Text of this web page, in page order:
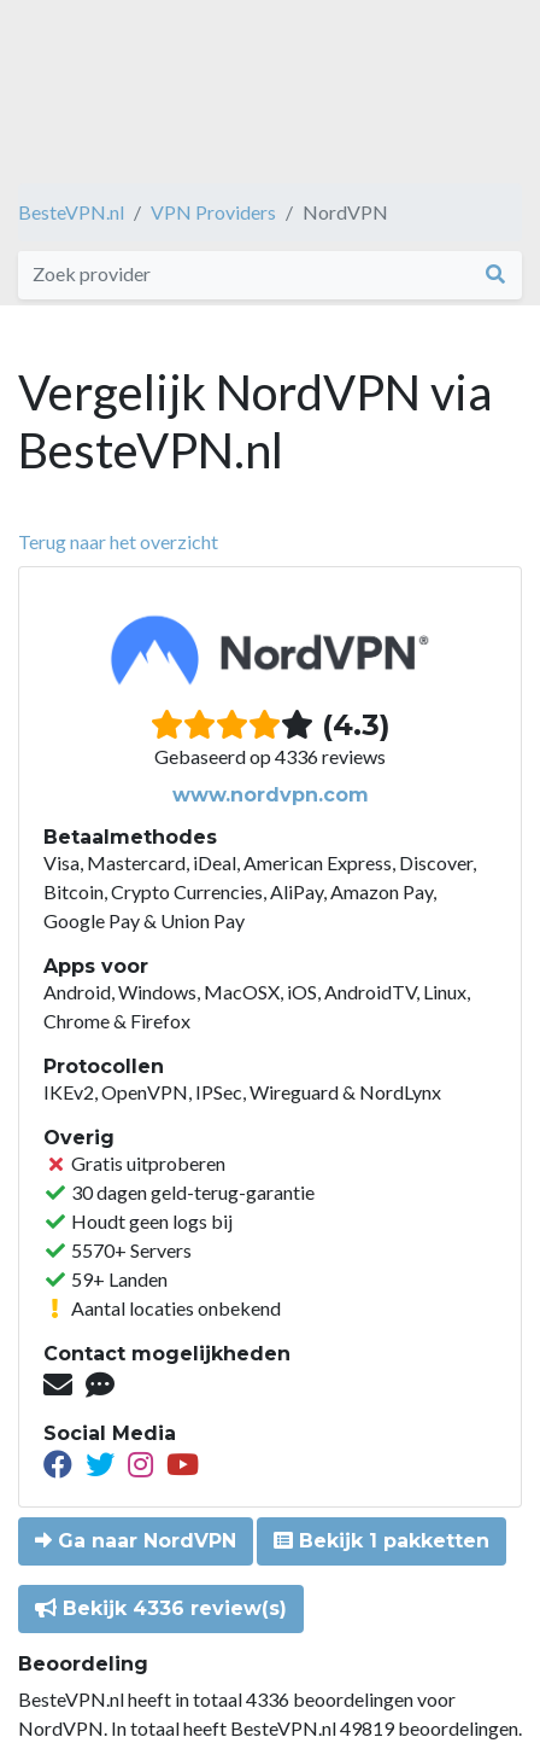
BesteVPN.nl VPN Providers NordVPN
Vergelijk NordVPN via
BesteVPN.nl
Terug naar het overzicht
(4.3)
Gebaseerd op 4336 reviews
www.nordvpn.com
Betaalmethodes
Visa, Mastercard, iDeal, American Express, Discover,
Bitcoin, Crypto Currencies, AliPay, Amazon Pay,
Google Pay & Union Pay
Apps voor
Android, Windows, MacOSX, iOS, AndroidTV, Linux,
Chrome & Firefox
Protocollen
IKEv2, OpenVPN, IPSec, Wireguard & NordLynx
Overig
Gratis uitproberen
30 dagen geld-terug-garantie
Houdt geen logs bij
5570+ Servers
59+ Landen
Aantal locaties onbekend
Contact mogelijkheden
Social Media
Ga naar NordVPN Bekijk 1 pakketten
Bekijk 4336 review(s)
Beoordeling
BesteVPN.nl heeft in totaal 4336 beoordelingen voor
NordVPN. In totaal heeft BesteVPN.nl 49819 beoordelingen.